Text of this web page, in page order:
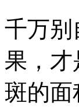
千万别
果，
斑的面